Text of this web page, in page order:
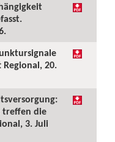
20.
treffen die
3. Juli